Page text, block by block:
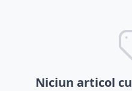
Niciun articol